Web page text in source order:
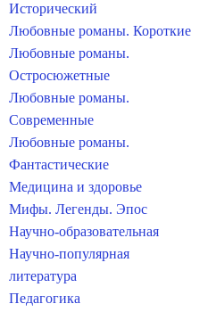
Исторический
Любовные романы. Короткие
Любовные романы.
Остросюжетные
Любовные романы.
Современные
Любовные романы.
Фантастические
Медицина и здоровье
Мифы. Легенды. Эпос
Научно-образовательная
Научно-популярная
литература
Педагогика